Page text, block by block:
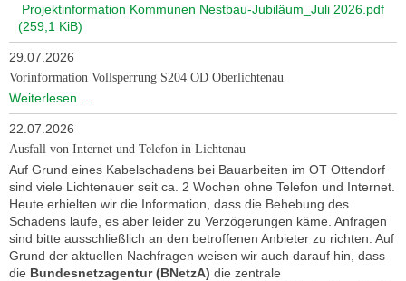
Projektinformation Kommunen Nestbau-Jubiläum_Juli 2026.pdf
(259,1 KiB)
29.07.2026
Vorinformation Vollsperrung S204 OD Oberlichtenau
Weiterlesen …
Vollsperrung
OD
Oberlichtenau
22.07.2026
Ausfall von Internet und Telefon in Lichtenau
Auf Grund eines Kabelschadens bei Bauarbeiten im OT Ottendorf
sind viele Lichtenauer seit ca. 2 Wochen ohne Telefon und Internet.
Heute erhielten wir die Information, dass die Behebung des
Schadens laufe, es aber leider zu Verzögerungen käme. Anfragen
sind bitte ausschließlich an den betroffenen Anbieter zu richten. Auf
Grund der aktuellen Nachfragen weisen wir auch darauf hin, dass
die Bundesnetzagentur (BNetzA) die zentrale